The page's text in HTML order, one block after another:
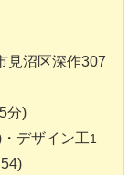
見沼区深作307
分)
デザイン工1